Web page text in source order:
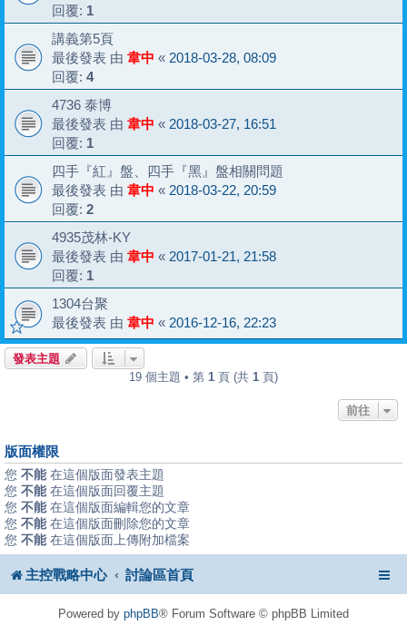
回覆: 1
講義第5頁
最後發表 由 韋中 « 2018-03-28, 08:09
回覆: 4
4736 泰博
最後發表 由 韋中 « 2018-03-27, 16:51
回覆: 1
四手『紅』盤、四手『黑』盤相關問題
最後發表 由 韋中 « 2018-03-22, 20:59
回覆: 2
4935茂林-KY
最後發表 由 韋中 « 2017-01-21, 21:58
回覆: 1
1304台聚
最後發表 由 韋中 « 2016-12-16, 22:23
發表主題
19 個主題 • 第 1 頁 (共 1 頁)
前往
版面權限
您 不能在這個版面發表主題
您 不能在這個版面回覆主題
您 不能在這個版面編輯您的文章
您 不能在這個版面刪除您的文章
您 不能在這個版面上傳附加檔案
主控戰略中心 討論區首頁
Powered by phpBB® Forum Software © phpBB Limited